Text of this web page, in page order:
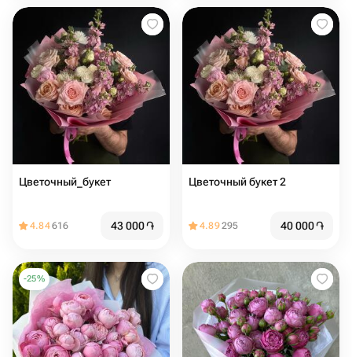
Цветочный_букет
4.84616 43 000֏
Цветочный букет 2
4.89295 40 000֏
-25%